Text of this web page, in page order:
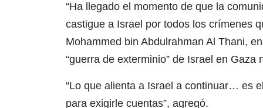
“Ha llegado el momento de que la
castigue a Israel por todos los crímenes
Mohammed bin Abdulrahman Al Thani,
“guerra de exterminio” de Israel en Gaza
“Lo que alienta a Israel a continuar… es
para exigirle cuentas”, agregó.